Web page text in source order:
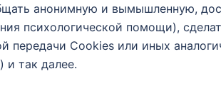
анонимную и вымышленную,
психологической помощи),
передачи Cookies или иных
и так далее.